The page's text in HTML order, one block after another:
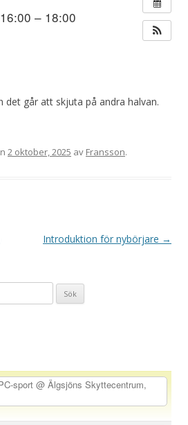
– 18:00
det går att skjuta på andra halvan.
2 oktober, 2025 av Fransson.
Introduktion för nybörjare →
sport @ Älgsjöns Skyttecentrum,